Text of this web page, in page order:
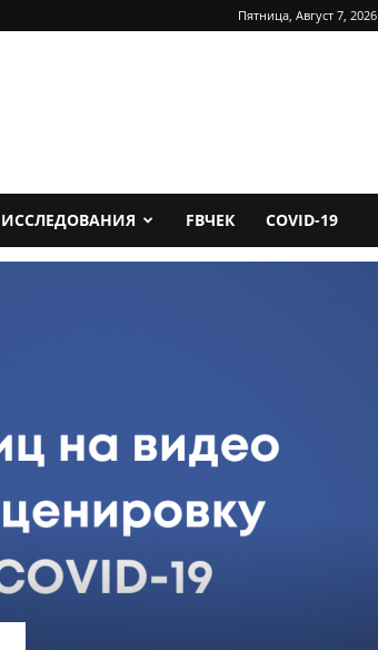
Пятница, Август 7, 2026
ИССЛЕДОВАНИЯ FBЧЕК COVID-19